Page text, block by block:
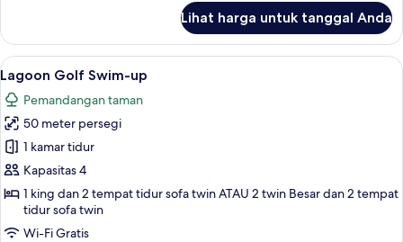
Superior
Duplex
Swim-
Lihat harga untuk tanggal Anda
Lihat
semua
foto
untuk
Lagoon
Golf
Swim-
Seprai premium, minibar gratis,
5
Lagoon Golf Swim-up
Pemandangan taman
50 meter persegi
1 kamar tidur
Kapasitas 4
1 king dan 2 tempat tidur sofa twin ATAU 2 twin Besar dan 2 tempat
tidur sofa twin
Wi-Fi Gratis